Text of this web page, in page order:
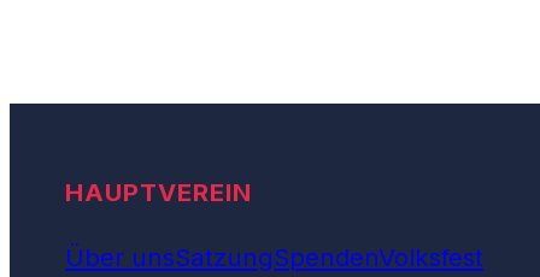
HAUPTVEREIN
Über unsSatzungSpendenVolksfest